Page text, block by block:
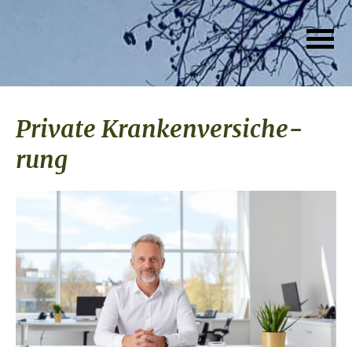
Private Kranken­ver­si­che­
rung